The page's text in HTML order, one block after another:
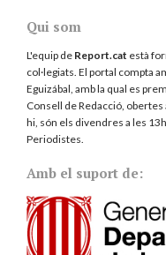
Qui som
L'equip de Report.cat està
col·legiats. El portal compta
Eguizábal, amb la qual es
Consell de Redacció,
hi, són els divendres a les
Periodistes.
Amb el suport de: